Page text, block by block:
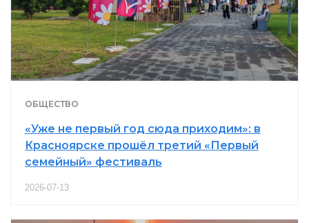
ОБЩЕСТВО
«Уже не первый год сюда приходим»: в
Красноярске прошёл третий «Первый
семейный» фестиваль
2026-07-13